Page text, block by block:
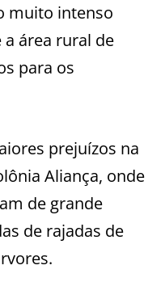
muito intenso
área rural de
para os
prejuízos na
Aliança, onde
de grande
de rajadas de